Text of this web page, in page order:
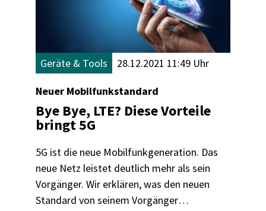
Geräte & Tools 28.12.2021 11:49 Uhr
Neuer Mobilfunkstandard
Bye Bye, LTE? Diese Vorteile
bringt 5G
5G ist die neue Mobilfunkgeneration. Das
neue Netz leistet deutlich mehr als sein
Vorgänger. Wir erklären, was den neuen
Standard von seinem Vorgänger